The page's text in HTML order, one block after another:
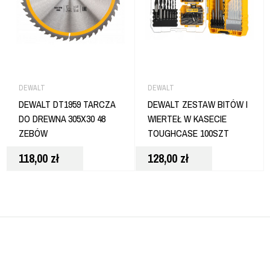
DEWALT
DEWALT DT1959 TARCZA
DO DREWNA 305X30 48
ZEBÓW
118,00 zł
DEWALT
DEWALT ZESTAW BITÓW I
WIERTEŁ W KASECIE
TOUGHCASE 100SZT
128,00 zł